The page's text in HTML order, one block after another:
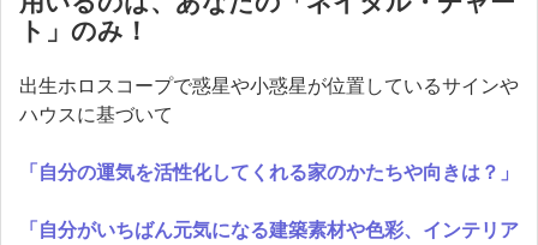
ト」のみ！
出生ホロスコープで惑星や小惑星が位置しているサインや
ハウスに基づいて
「自分の運気を活性化してくれる家のかたちや向きは？」
「自分がいちばん元気になる建築素材や色彩、インテリア